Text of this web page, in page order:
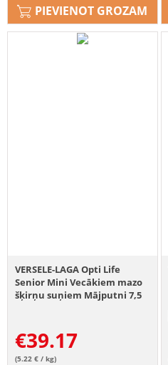
PIEVIENOT GROZAM
VERSELE-LAGA Opti Life
Senior Mini Vecākiem mazo
šķirņu suņiem Mājputni 7,5
€39.17
(5.22 € / kg)